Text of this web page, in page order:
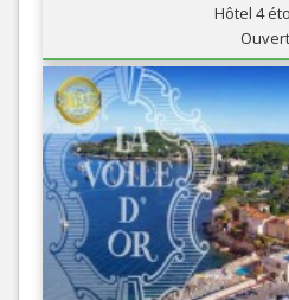
Hôtel 4
Ouvert